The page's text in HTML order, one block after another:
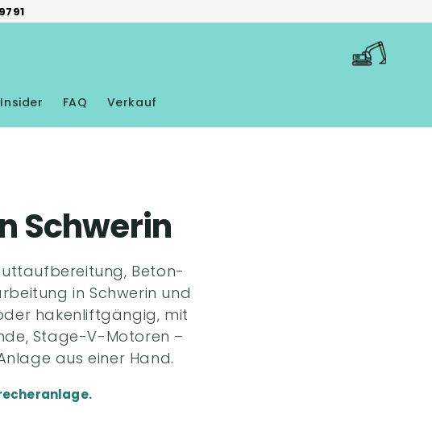
FAQ Verkauf
Warenkorb
Schwerin
Beton-
in Schwerin und
hakenliftgängig, mit
Stage-V-Motoren –
aus einer Hand.